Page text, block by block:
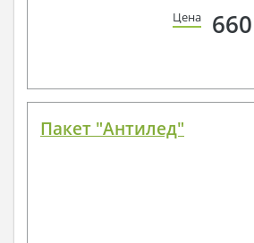
Цена 660
Пакет "Антилед"